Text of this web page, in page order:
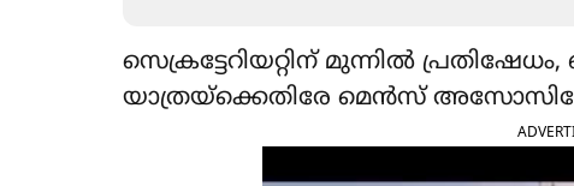
സെക്രട്ടേറിയ‌റ്റിന് മുന്നിൽ
യാത്രയ്ക്കെതിരേ മെൻസ്